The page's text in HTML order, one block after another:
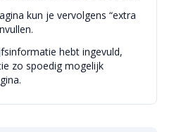
kun je vervolgens “extra
hebt ingevuld,
zo spoedig mogelijk